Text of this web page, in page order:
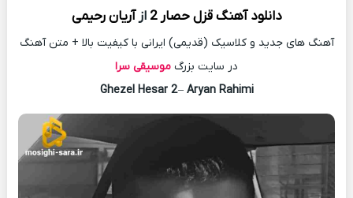
دانلود آهنگ قزل حصار 2 ازآریان رحیمی
آهنگ های جدید و کلاسیک (قدیمی) ایرانی با کیفیت بالا + متن آهنگ
در سایت بزرگ موسیقی سرا
Ghezel Hesar 2– Aryan Rahimi